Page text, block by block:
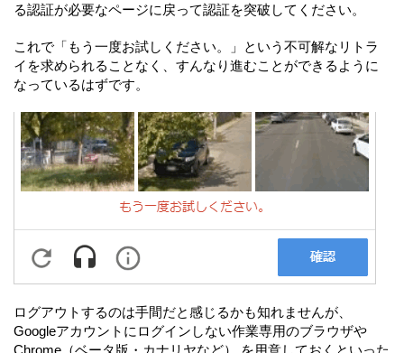
る認証が必要なページに戻って認証を突破してください。
これで「もう一度お試しください。」という不可解なリトラ
イを求められることなく、すんなり進むことができるように
なっているはずです。
ログアウトするのは手間だと感じるかも知れませんが、
Googleアカウントにログインしない作業専用のブラウザや
Chrome（ベータ版・カナリヤなど） を用意しておくといった